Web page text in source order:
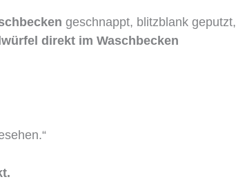
geschnappt, blitzblank geputzt,
direkt im Waschbecken